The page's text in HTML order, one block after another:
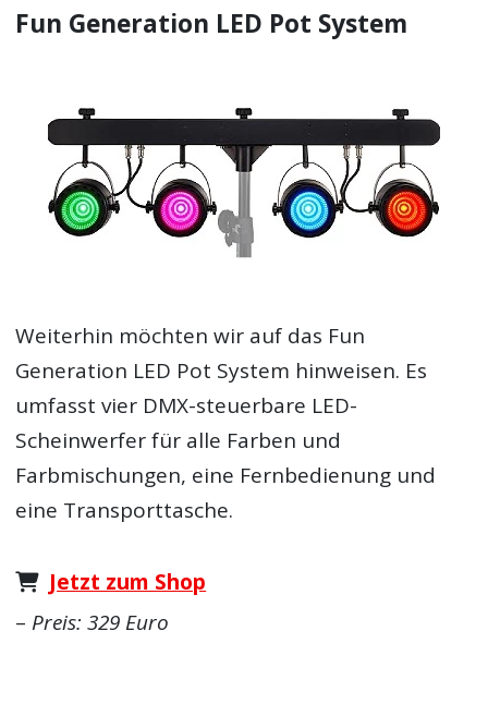
Fun Generation LED Pot System
Weiterhin möchten wir auf das Fun
Generation LED Pot System hinweisen. Es
umfasst vier DMX-steuerbare LED-
Scheinwerfer für alle Farben und
Farbmischungen, eine Fernbedienung und
eine Transporttasche.
Jetzt zum Shop
– Preis: 329 Euro